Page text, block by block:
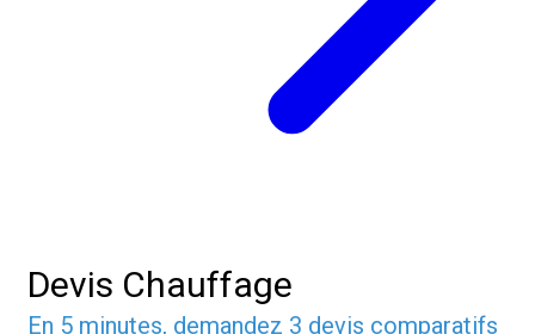
Devis Chauffage
En 5 minutes, demandez 3 devis comparatifs